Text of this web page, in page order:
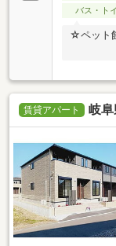
バス・ト
☆ペット
賃貸アパート 岐